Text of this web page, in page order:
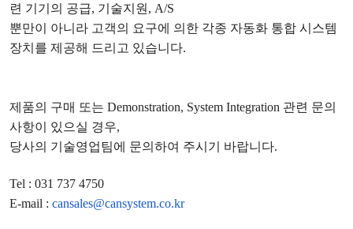
련 기기의 공급, 기술지원 , A/S
뿐만이 아니라 고객의 요구에 의한 각종 자동화 통합 시스템
장치를 제공해 드리고 있습니다.
제품의 구매 또는 Demonstration, System Integration 관련 문의
사항이 있으실 경우,
당사의 기술영업팀에 문의하여 주시기 바랍니다.
Tel : 031 737 4750
E-mail : cansales@cansystem.co.kr